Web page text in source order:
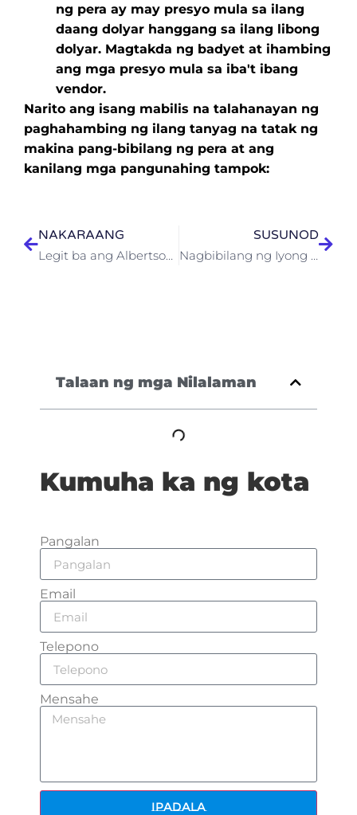
ng pera ay may presyo mula sa ilang
daang dolyar hanggang sa ilang libong
dolyar. Magtakda ng badyet at ihambing
ang mga presyo mula sa iba't ibang
vendor.
Narito ang isang mabilis na talahanayan ng
paghahambing ng ilang tanyag na tatak ng
makina pang-bibilang ng pera at ang
kanilang mga pangunahing tampok:
NAKARAANG
Legit ba ang Albertsons Money Counting Machine? Isang Deep Dive
SUSUNOD
Nagbibilang ng Iyong mga Barya? Hanapin ang Pinakamahusay na Kumpanya para sa Mga Makinang Nagbibilang ng Pera sa Mga Industriya
Talaan ng mga Nilalaman
Kumuha ka ng kota
Pangalan
Email
Telepono
Mensahe
Ipadala